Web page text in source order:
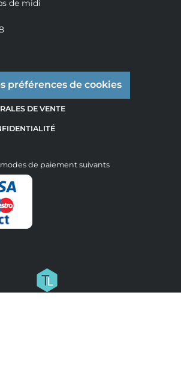
de midi
préférences de cookies
DE VENTE
de paiement suivants